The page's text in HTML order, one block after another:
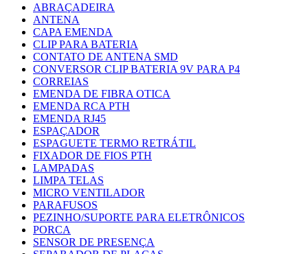
ABRAÇADEIRA
ANTENA
CAPA EMENDA
CLIP PARA BATERIA
CONTATO DE ANTENA SMD
CONVERSOR CLIP BATERIA 9V PARA P4
CORREIAS
EMENDA DE FIBRA OTICA
EMENDA RCA PTH
EMENDA RJ45
ESPAÇADOR
ESPAGUETE TERMO RETRÁTIL
FIXADOR DE FIOS PTH
LAMPADAS
LIMPA TELAS
MICRO VENTILADOR
PARAFUSOS
PEZINHO/SUPORTE PARA ELETRÔNICOS
PORCA
SENSOR DE PRESENÇA